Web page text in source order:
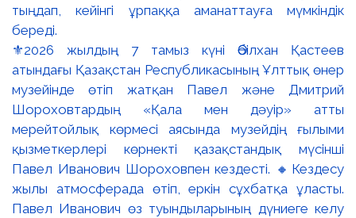
⚜️2026 жылдың 7 тамыз күні Әбілхан Қастеев
атындағы Қазақстан Республикасының Ұлттық өнер
музейінде өтіп жатқан Павел және Дмитрий
Шороховтардың «Қала мен дәуір» атты
мерейтойлық көрмесі аясында музейдің ғылыми
қызметкерлері көрнекті қазақстандық мүсінші
Павел Иванович Шороховпен кездесті. 🔸Кездесу
жылы атмосферада өтіп, еркін сұхбатқа ұласты.
Павел Иванович өз туындыларының дүниеге келу